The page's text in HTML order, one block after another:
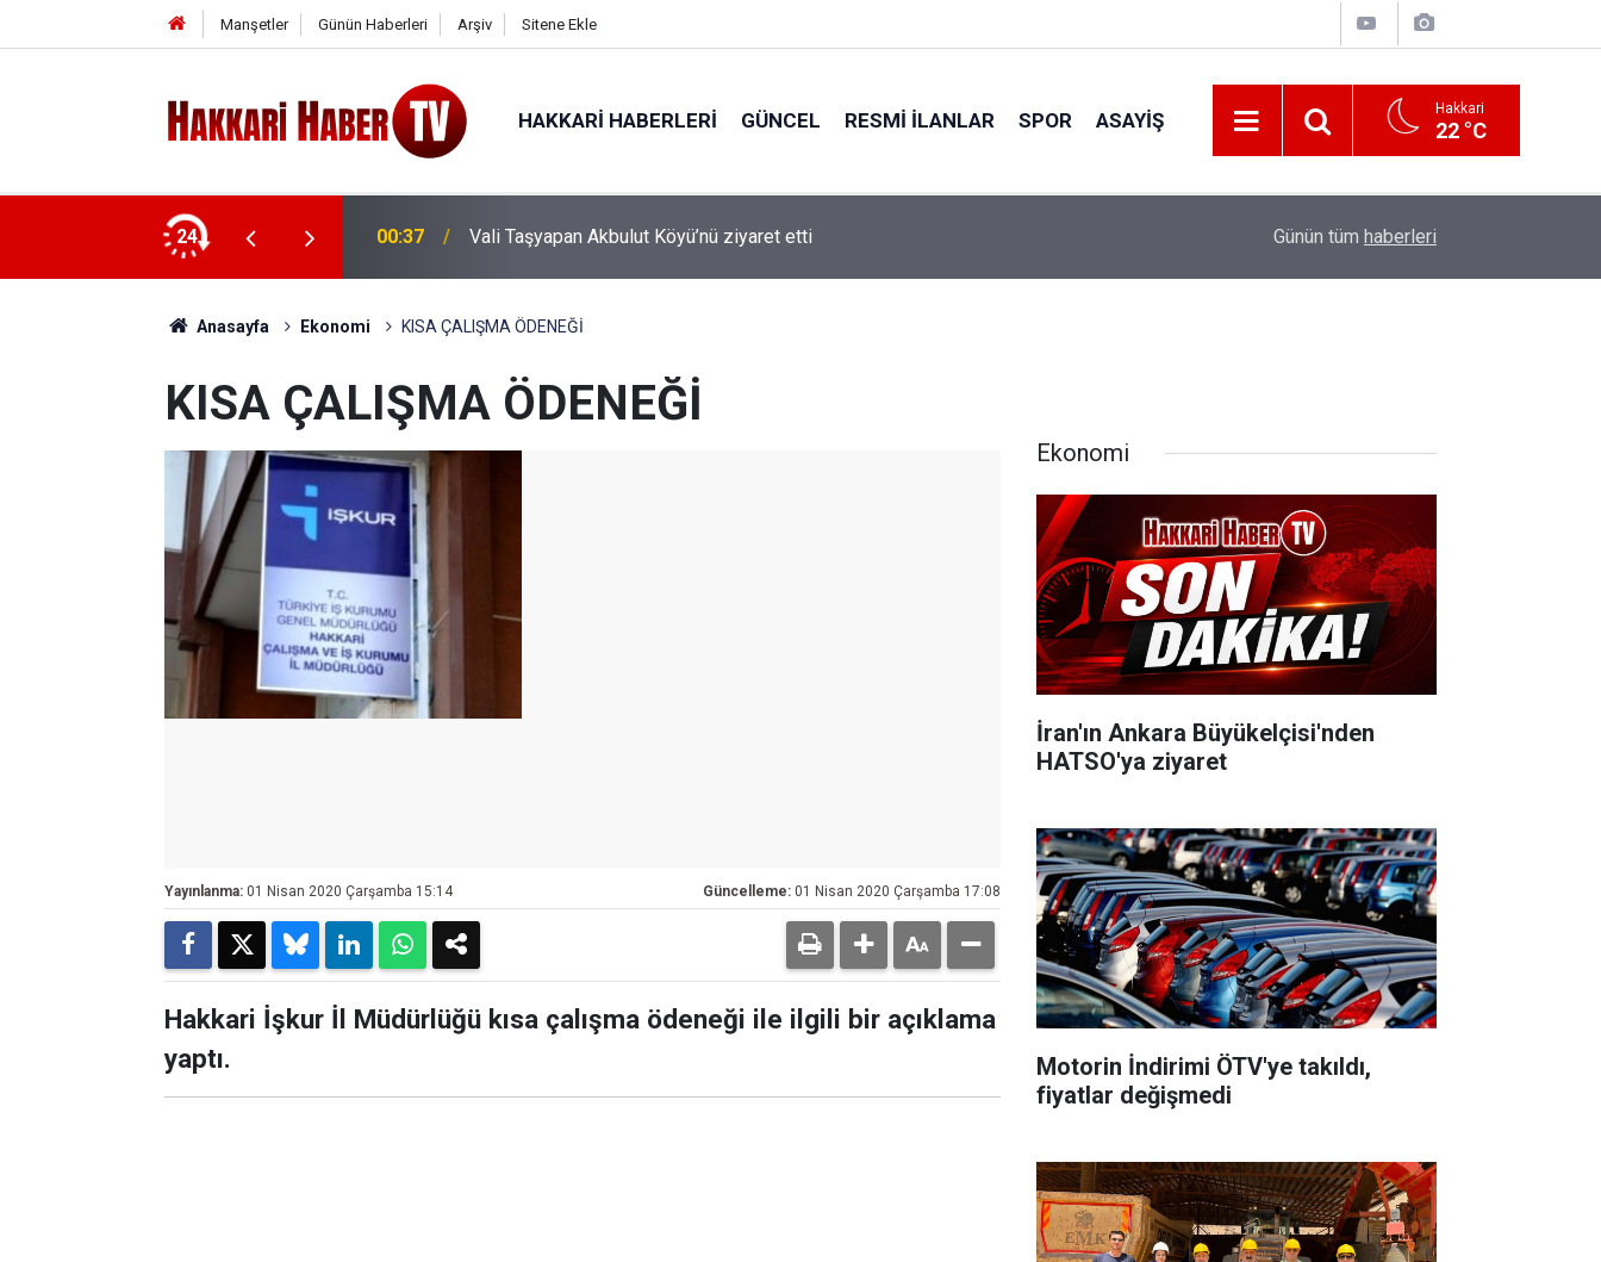
Manşetler Günün Haberleri Arşiv Sitene Ekle
HAKKARI HABERLERI GÜNCEL RESMI İLANLAR SPOR ASAYIŞ Hakkari
22 °C
24 00:37 Vali Taşyapan Akbulut Köyü’nü ziyaret etti Vali Taşyapan Kaymaklı Köyü’nü ziyaret etti
Günün tüm haberleri
Anasayfa Ekonomi KISA ÇALIŞMA ÖDENEĞİ
KISA ÇALIŞMA ÖDENEĞİ
Yayınlanma: 01 Nisan 2020 Çarşamba 15:14 Güncelleme: 01 Nisan 2020 Çarşamba 17:08
Hakkari İşkur İl Müdürlüğü kısa çalışma ödeneği ile ilgili bir açıklama
yaptı.
Ekonomi
İran'ın Ankara Büyükelçisi'nden
HATSO'ya ziyaret
Motorin İndirimi ÖTV'ye takıldı,
fiyatlar değişmedi